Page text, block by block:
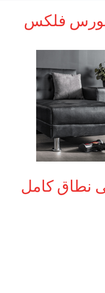
فلكس
نطاق كامل